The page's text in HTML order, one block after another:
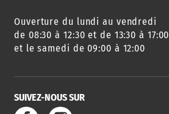
AGENDA
DES SORTIES
URBANISME
SERVICE
DE L'EAU
Ouverture du lundi au vendredi
de 08:30 à 12:30 et de 13:30 à 17:00
et le samedi de 09:00 à 12:00
SUIVEZ-NOUS SUR